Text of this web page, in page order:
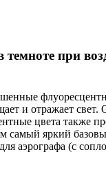
при
и отражает свет.
цвета также
самый яркий
аэрографа (с